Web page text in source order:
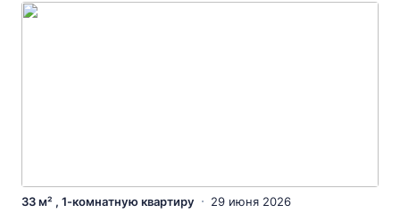
33 м² , 1-комнатную квартиру 29 июня 2026